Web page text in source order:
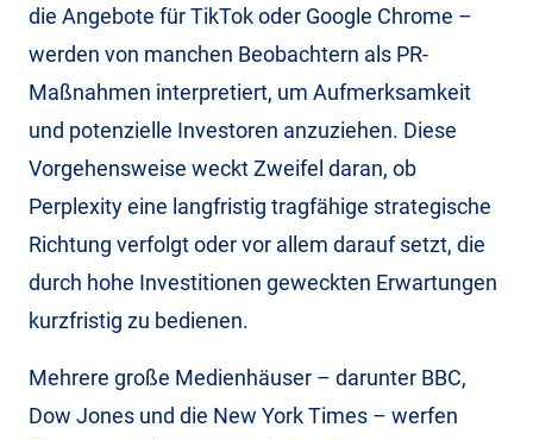
die Angebote für TikTok oder Google Chrome –
werden von manchen Beobachtern als PR-
Maßnahmen interpretiert, um Aufmerksamkeit
und potenzielle Investoren anzuziehen. Diese
Vorgehensweise weckt Zweifel daran, ob
Perplexity eine langfristig tragfähige strategische
Richtung verfolgt oder vor allem darauf setzt, die
durch hohe Investitionen geweckten Erwartungen
kurzfristig zu bedienen.
Mehrere große Medienhäuser – darunter BBC,
Dow Jones und die New York Times – werfen